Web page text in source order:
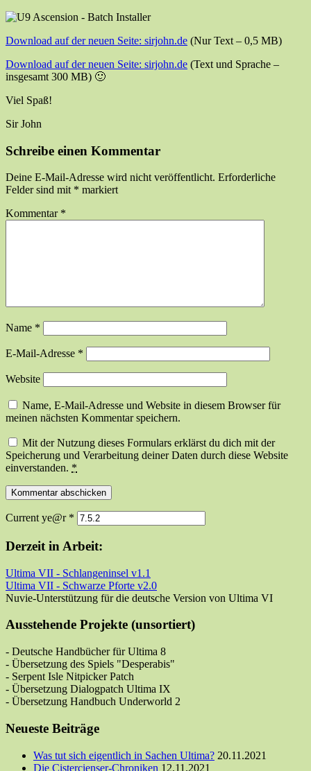
Download auf der neuen Seite: sirjohn.de (Nur Text – 0,5 MB)
Download auf der neuen Seite: sirjohn.de (Text und Sprache –
insgesamt 300 MB) 🙂
Viel Spaß!
Sir John
Schreibe einen Kommentar
Deine E-Mail-Adresse wird nicht veröffentlicht. Erforderliche
Felder sind mit * markiert
Kommentar *
Name *
E-Mail-Adresse *
Website
Name, E-Mail-Adresse und Website in diesem Browser für
meinen nächsten Kommentar speichern.
Mit der Nutzung dieses Formulars erklärst du dich mit der
Speicherung und Verarbeitung deiner Daten durch diese Website
einverstanden. *
Current ye@r *
Derzeit in Arbeit:
Ultima VII - Schlangeninsel v1.1
Ultima VII - Schwarze Pforte v2.0
Nuvie-Unterstützung für die deutsche Version von Ultima VI
Ausstehende Projekte (unsortiert)
- Deutsche Handbücher für Ultima 8
- Übersetzung des Spiels "Desperabis"
- Serpent Isle Nitpicker Patch
- Übersetzung Dialogpatch Ultima IX
- Übersetzung Handbuch Underworld 2
Neueste Beiträge
Was tut sich eigentlich in Sachen Ultima? 20.11.2021
Die Cistercienser-Chroniken 12.11.2021